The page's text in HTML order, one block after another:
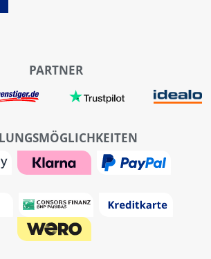
PARTNER